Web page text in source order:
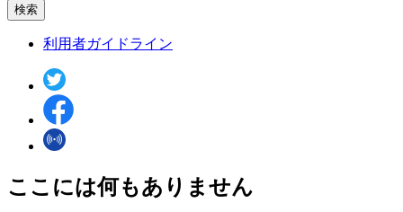
検索
利用者ガイドライン
ここには何もありません